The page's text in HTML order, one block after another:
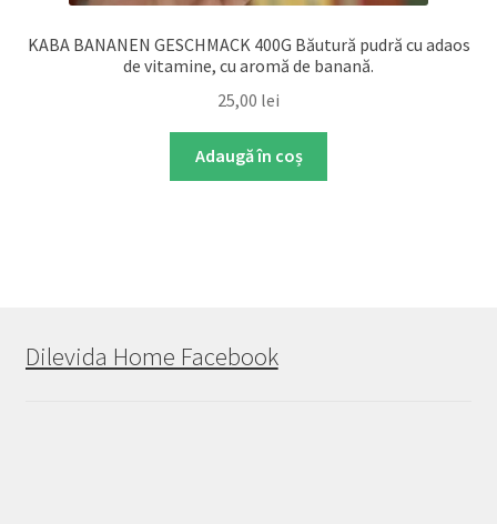
KABA BANANEN GESCHMACK 400G Băutură pudră cu adaos
de vitamine, cu aromă de banană.
25,00 lei
Adaugă în coș
Dilevida Home Facebook